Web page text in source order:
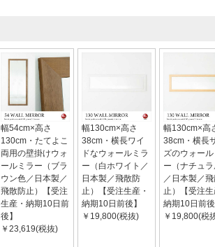
幅54cm×高さ
130cm・たてよこ
両用の壁掛けウォ
ールミラー（ブラ
ウン色／日本製／
飛散防止）【受注
生産・納期10日前
後】
￥23,619(税抜)
幅130cm×高さ
38cm・横長ワイ
ドなウォールミラ
ー（白ホワイト／
日本製／飛散防
止）【受注生産・
納期10日前後】
￥19,800(税抜)
幅130cm×高
38cm・横長
ズのウォール
ー（ナチュ
／日本製／
止）【受注生
納期10日前後
￥19,800(税